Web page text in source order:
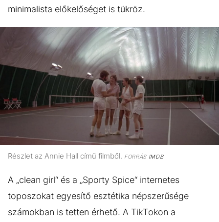
minimalista előkelőséget is tükröz.
Részlet az Annie Hall című filmből. FORRÁSIMDB
A „clean girl“ és a „Sporty Spice“ internetes
toposzokat egyesítő esztétika népszerűsége
számokban is tetten érhető. A TikTokon a